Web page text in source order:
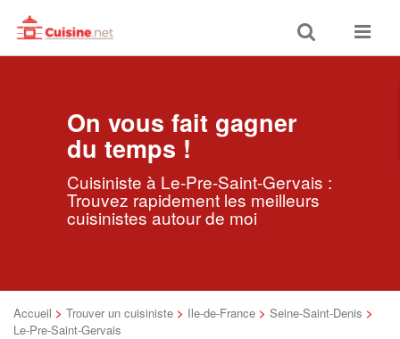
Toggle
search
Toggle
On vous fait gagner
du temps !
Cuisiniste à Le-Pre-Saint-Gervais :
Trouvez rapidement les meilleurs
cuisinistes autour de moi
Accueil > Trouver un cuisiniste > Ile-de-France > Seine-Saint-Denis >
Le-Pre-Saint-Gervais